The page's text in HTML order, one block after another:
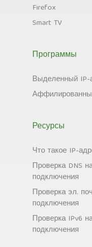
Firefox
Smart TV
Программы
Выделенный IP-
Ресурсы
Что такое IP-
Проверка DNS
подключения
Проверка эл.
подключения
Проверка IPv6
подключения